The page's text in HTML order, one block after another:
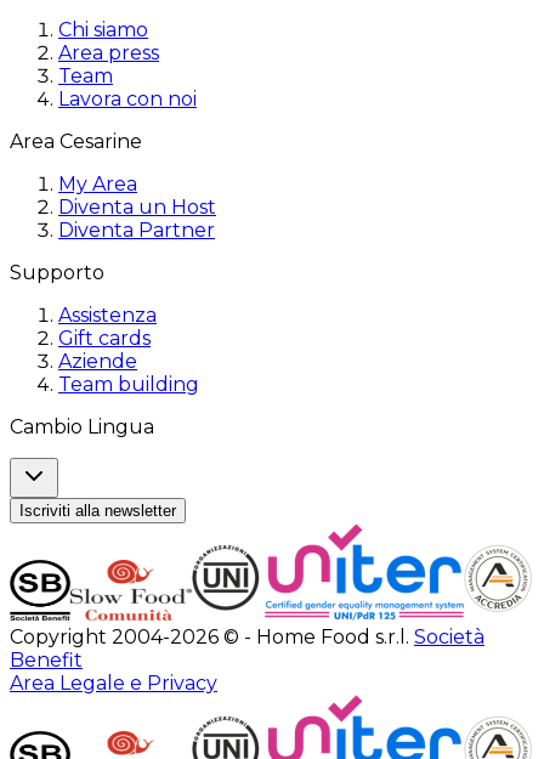
Chi siamo
Area press
Team
Lavora con noi
Area Cesarine
My Area
Diventa un Host
Diventa Partner
Supporto
Assistenza
Gift cards
Aziende
Team building
Cambio Lingua
Iscriviti alla newsletter
Copyright 2004-2026 © - Home Food s.r.l. Società
Benefit
Area Legale e Privacy